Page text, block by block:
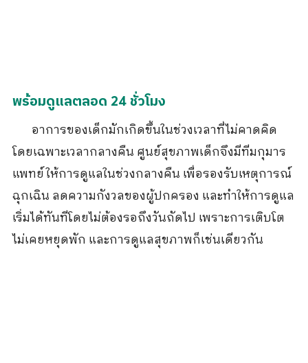
พร้อมดูแลตลอด 24 ชั่วโมง
อาการของเด็กมักเกิดขึ้นในช่วงเวลาที่ไม่คาดคิด
โดยเฉพาะเวลากลางคืน ศูนย์สุขภาพเด็กจึงมีทีมกุมาร
แพทย์ให้การดูแลในช่วงกลางคืน เพื่อรองรับเหตุการณ์
ฉุกเฉิน ลดความกังวลของผู้ปกครอง และทำให้การดูแล
เริ่มได้ทันทีโดยไม่ต้องรอถึงวันถัดไป เพราะการเติบโต
ไม่เคยหยุดพัก และการดูแลสุขภาพก็เช่นเดียวกัน